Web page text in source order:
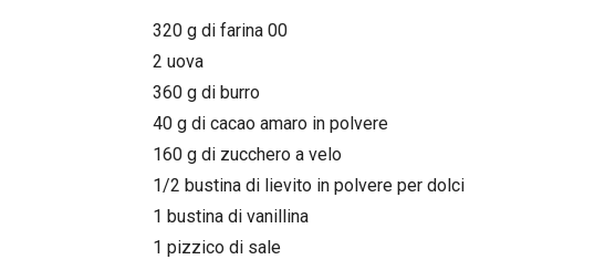
320 g di farina 00
2 uova
360 g di burro
40 g di cacao amaro in polvere
160 g di zucchero a velo
1/2 bustina di lievito in polvere per dolci
1 bustina di vanillina
1 pizzico di sale